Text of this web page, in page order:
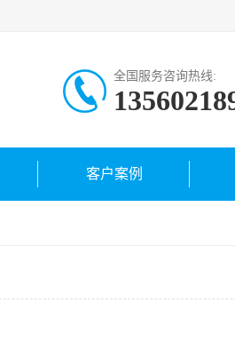
全国服务咨询热线:
客户案例